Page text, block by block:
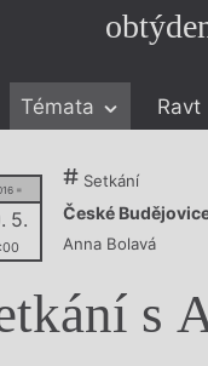
Témata Ravt
=
5.
Setkání
České
Anna Bolavá
s